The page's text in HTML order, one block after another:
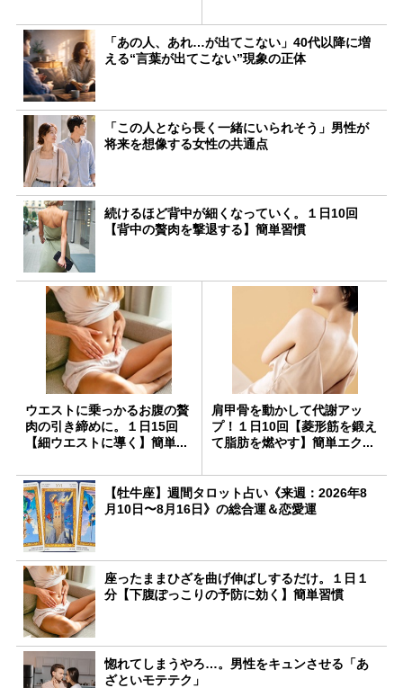
「あの人、あれ…が出てこない」40代以降に増
える“言葉が出てこない”現象の正体
「この人となら長く一緒にいられそう」男性が
将来を想像する女性の共通点
続けるほど背中が細くなっていく。１日10回
【背中の贅肉を撃退する】簡単習慣
ウエストに乗っかるお腹の贅
肉の引き締めに。１日15回
【細ウエストに導く】簡単...
肩甲骨を動かして代謝アッ
プ！１日10回【菱形筋を鍛え
て脂肪を燃やす】簡単エク...
【牡牛座】週間タロット占い《来週：2026年8
月10日〜8月16日》の総合運＆恋愛運
座ったままひざを曲げ伸ばしするだけ。１日１
分【下腹ぽっこりの予防に効く】簡単習慣
惚れてしまうやろ…。男性をキュンさせる「あ
ざといモテテク」